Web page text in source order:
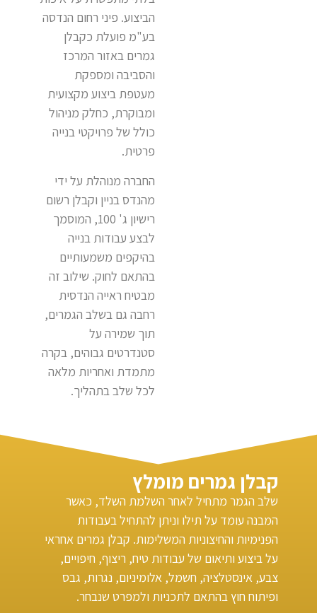
הביצוע. פיני רחום הנדסה
בע"מ פועלת כקבלן
גמרים באזור המרכז
והסביבה ומספקת
מעטפת ביצוע מקצועית
ומבוקרת, כחלק מניהול
כולל של פרויקטי בנייה
פרטית.
החברה מנוהלת על ידי
מהנדס בניין וקבלן רשום
רישיון ג' 100, המוסמך
לבצע עבודות בנייה
בהיקפים משמעותיים
בהתאם לחוק. שילוב זה
מבטיח ראייה הנדסית
רחבה גם בשלב הגמרים,
תוך שמירה על
סטנדרטים גבוהים, בקרה
מתמדת ואחריות מלאה
לכל שלב בתהליך.
קבלן גמרים מומלץ
שלב הגמר מתחיל לאחר השלמת השלד, כאשר
המבנה עומד על תילו וניתן להתחיל בעבודות
הפנימיות והחיצוניות המשלימות. קבלן גמרים אחראי
על ביצוע ותיאום של עבודות טיח, ריצוף, חיפויים,
צבע, אינסטלציה, חשמל, אלומיניום, נגרות, גבס
ופיתוח חוץ בהתאם לתכניות ולמפרט שנבחר.